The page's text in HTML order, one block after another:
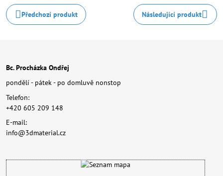
Předchozí produkt Následující produkt
Bc. Procházka Ondřej
pondělí - pátek - po domluvě nonstop
Telefon:
+420 605 209 148
E-mail:
info@3dmaterial.cz